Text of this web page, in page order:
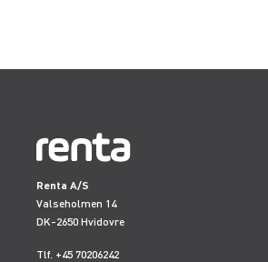
Renta A/S
Valseholmen 14
DK-2650 Hvidovre
Tlf. +45 70206242